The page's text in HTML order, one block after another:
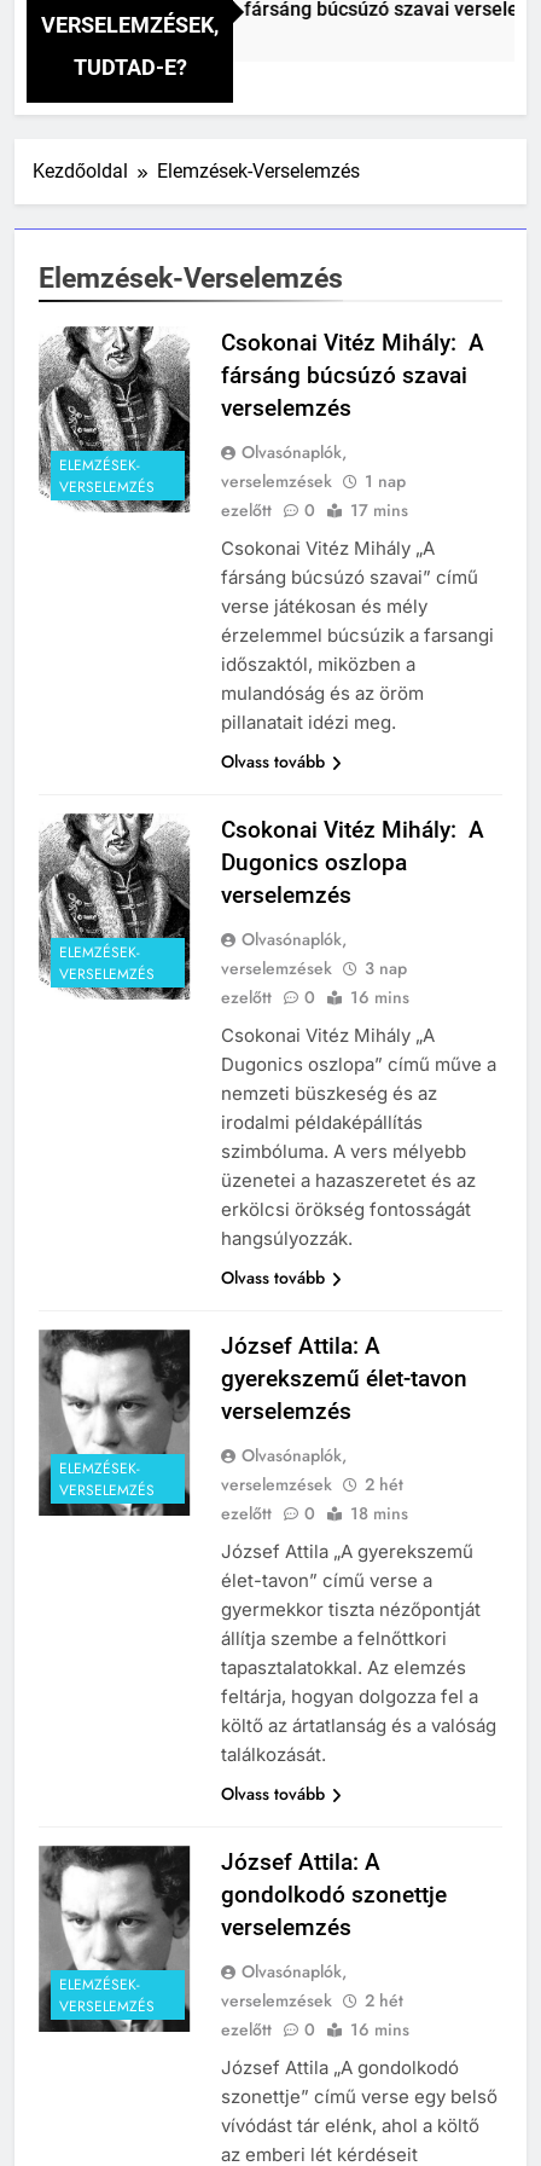
VERSELEMZÉSEK,
TUDTAD-E?
Vitéz Mihály: A fársáng búcsúzó szavai verselemzés
Ezelőtt
Kezdőoldal Elemzések-Verselemzés
Elemzések-Verselemzés
ELEMZÉSEK-
VERSELEMZÉS
Csokonai Vitéz Mihály: A
fársáng búcsúzó szavai
verselemzés
Olvasónaplók,
verselemzések
1 nap
ezelőtt
0 17 mins
Csokonai Vitéz Mihály „A
fársáng búcsúzó szavai” című
verse játékosan és mély
érzelemmel búcsúzik a farsangi
időszaktól, miközben a
mulandóság és az öröm
pillanatait idézi meg.
Olvass tovább
ELEMZÉSEK-
VERSELEMZÉS
Csokonai Vitéz Mihály: A
Dugonics oszlopa
verselemzés
Olvasónaplók,
verselemzések
3 nap
ezelőtt
0 16 mins
Csokonai Vitéz Mihály „A
Dugonics oszlopa” című műve a
nemzeti büszkeség és az
irodalmi példaképállítás
szimbóluma. A vers mélyebb
üzenetei a hazaszeretet és az
erkölcsi örökség fontosságát
hangsúlyozzák.
Olvass tovább
ELEMZÉSEK-
VERSELEMZÉS
József Attila: A
gyerekszemű élet-tavon
verselemzés
Olvasónaplók,
verselemzések
2 hét
ezelőtt
0 18 mins
József Attila „A gyerekszemű
élet-tavon” című verse a
gyermekkor tiszta nézőpontját
állítja szembe a felnőttkori
tapasztalatokkal. Az elemzés
feltárja, hogyan dolgozza fel a
költő az ártatlanság és a valóság
találkozását.
Olvass tovább
ELEMZÉSEK-
VERSELEMZÉS
József Attila: A
gondolkodó szonettje
verselemzés
Olvasónaplók,
verselemzések
2 hét
ezelőtt
0 16 mins
József Attila „A gondolkodó
szonettje” című verse egy belső
vívódást tár elénk, ahol a költő
az emberi lét kérdéseit